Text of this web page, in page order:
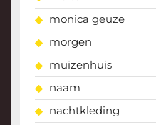
monica geuze
morgen
muizenhuis
naam
nachtkleding